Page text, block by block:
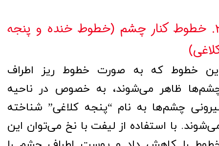
۲. خطوط کنار چشم (خطوط خنده و پنجه
خطوط که به صورت خطوط ریز اطراف
ظاهر می‌شوند، به خصوص در ناحیه
چشم‌ها به نام “پنجه کلاغی” شناخته
با استفاده از لیفت با نخ می‌توان این